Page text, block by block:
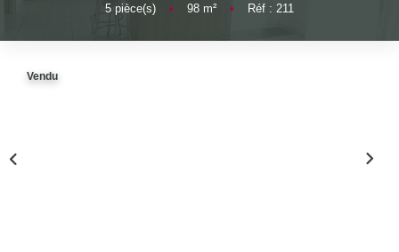
5 pièce(s) • 98 m² • Réf : 211
Vendu